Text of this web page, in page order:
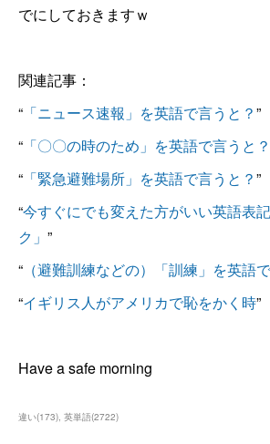
でにしておきますｗ
関連記事：
“ 「ニュース速報」を英語で言うと？”
“ 「〇〇の時のため」を英語で言うと？
“ 「緊急避難場所」を英語で言うと？”
“今すぐにでも変えた方がいい英語表
ク」 ”
“ （避難訓練などの）「訓練」を英語
“イギリス人がアメリカで恥をかく時”
Have a safe morning
違い(173) 英単語(2722)